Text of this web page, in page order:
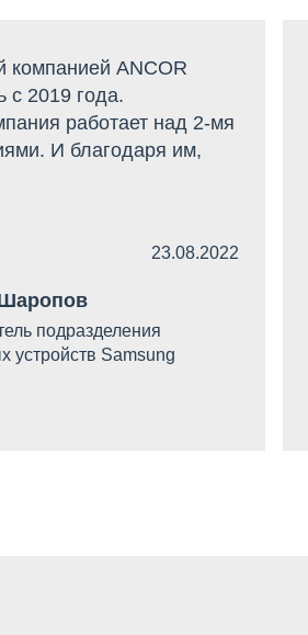
компанией ANCOR
c 2019 года.
работает над 2-мя
И благодаря им,
23.08.2022
подразделения
устройств Samsung